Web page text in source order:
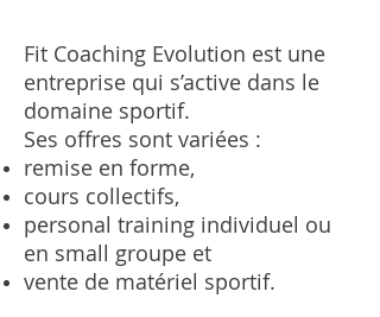
Fit Coaching Evolution est une
entreprise qui s’active dans le
domaine sportif.
Ses offres sont variées :
remise en forme,
cours collectifs,
personal training individuel ou
en small groupe et
vente de matériel sportif.